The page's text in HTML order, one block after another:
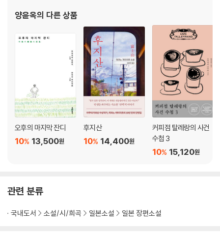
양윤옥의 다른 상품
오후의 마지막 잔디
13,500원
10%
후지산
14,400원
10%
커피점 탈레랑의 사건
수첩 3
15,120원
10%
관련 분류
국내도서 소설/시/희곡 일본소설 일본 장편소설